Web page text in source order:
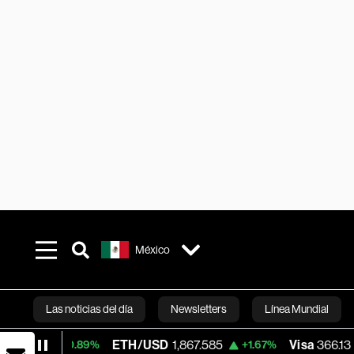
México
Las noticias del día Newsletters Línea Mundial
Bloomberg
ETH/USD 1,867.585 +1.67% Visa 366.13 -0.04%